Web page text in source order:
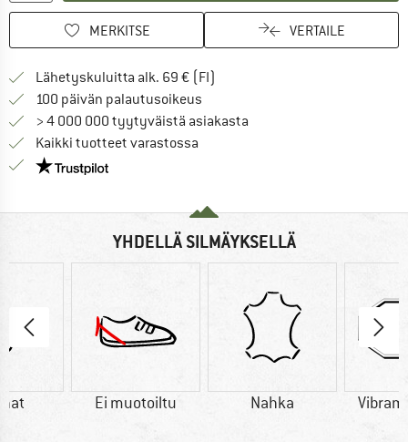
MERKITSE VERTAILE
Lähetyskuluitta alk. 69 € (FI)
100 päivän palautusoikeus
> 4 000 000 tyytyväistä asiakasta
Kaikki tuotteet varastossa
Meillä on Trustpilot -sertifiointi - lue lisää tästä!
YHDELLÄ SILMÄYKSELLÄ
Ei muotoiltu Nahka Vibram